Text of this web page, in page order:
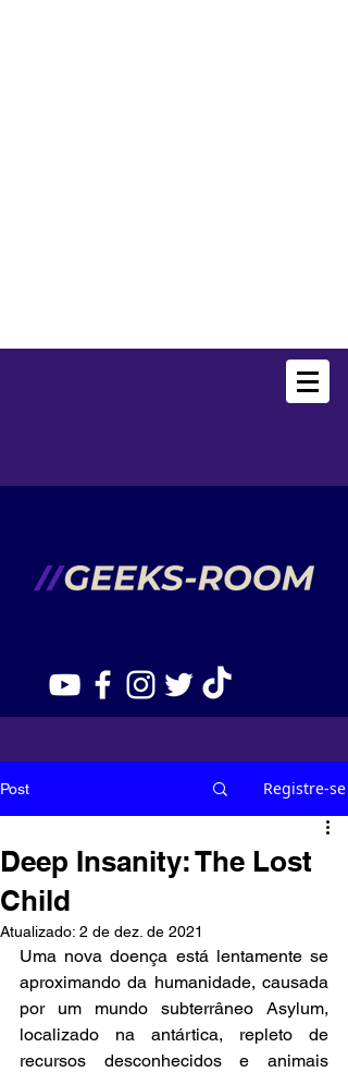
Post Registre-se
Deep Insanity: The Lost
Child
Atualizado: 2 de dez. de 2021
Uma nova doença está lentamente se
aproximando da humanidade, causada
por um mundo subterrâneo Asylum,
localizado na antártica, repleto de
recursos desconhecidos e animais